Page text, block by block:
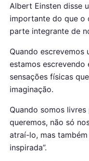
Albert Einsten disse
importante do que o
parte integrante de
Quando escrevemos
estamos escrevendo
sensações físicas
imaginação.
Quando somos
queremos, não só
atraí-lo, mas
inspirada”.